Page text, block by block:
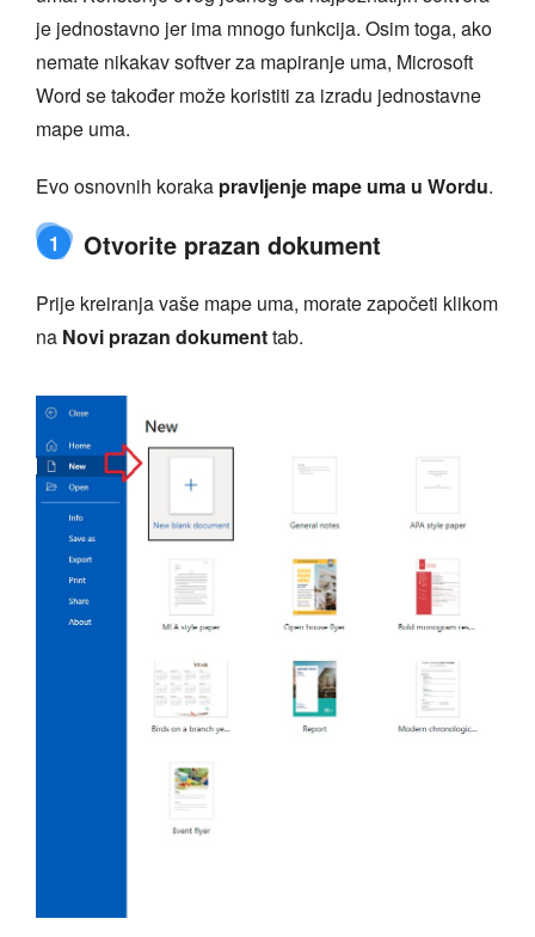
je jednostavno jer ima mnogo funkcija. Osim toga, ako
nemate nikakav softver za mapiranje uma, Microsoft
Word se također može koristiti za izradu jednostavne
mape uma.
Evo osnovnih koraka pravljenje mape uma u Wordu.
1 Otvorite prazan dokument
Prije kreiranja vaše mape uma, morate započeti klikom
na Novi prazan dokumenttab.